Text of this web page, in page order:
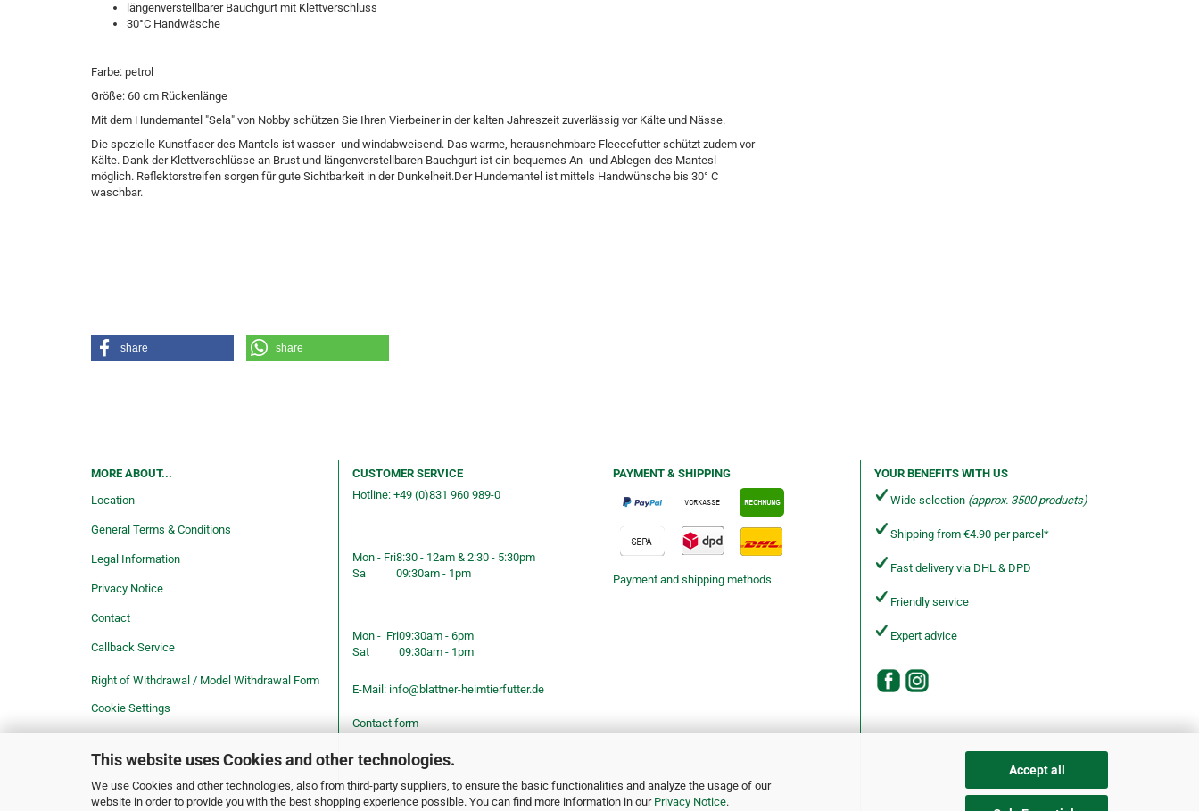
This website uses Cookies and other technologies.
We use Cookies and other technologies, also from third-party suppliers, to ensure the basic functionalities and analyze the usage of our
website in order to provide you with the best shopping experience possible. You can find more information in our Privacy Notice.
Accept all
längenverstellbarer Bauchgurt mit Klettverschluss
30°C Handwäsche
Farbe: petrol
Größe: 60 cm Rückenlänge
Mit dem Hundemantel "Sela" von Nobby schützen Sie Ihren Vierbeiner in der kalten Jahreszeit zuverlässig vor Kälte und Nässe.
Die spezielle Kunstfaser des Mantels ist wasser- und windabweisend. Das warme, herausnehmbare Fleecefutter schützt zudem vor
Kälte. Dank der Klettverschlüsse an Brust und längenverstellbaren Bauchgurt ist ein bequemes An- und Ablegen des Mantesl
möglich. Reflektorstreifen sorgen für gute Sichtbarkeit in der Dunkelheit.Der Hundemantel ist mittels Handwünsche bis 30° C
waschbar.
share share
MORE ABOUT...
Location
General Terms & Conditions
Legal Information
Privacy Notice
Contact
Callback Service
Right of Withdrawal / Model Withdrawal Form
Cookie Settings
CUSTOMER SERVICE
Hotline: +49 (0)831 960 989-0
Mon - Fri8:30 - 12am & 2:30 - 5:30pm
Sa
09:30am - 1pm
Mon - Fri09:30am - 6pm
Sat
09:30am - 1pm
E-Mail: info@blattner-heimtierfutter.de
Contact form
PAYMENT & SHIPPING
Payment and shipping methods
YOUR BENEFITS WITH US
Wide selection (approx. 3500 products)
Shipping from €4.90 per parcel*
Fast delivery via DHL & DPD
Friendly service
Expert advice